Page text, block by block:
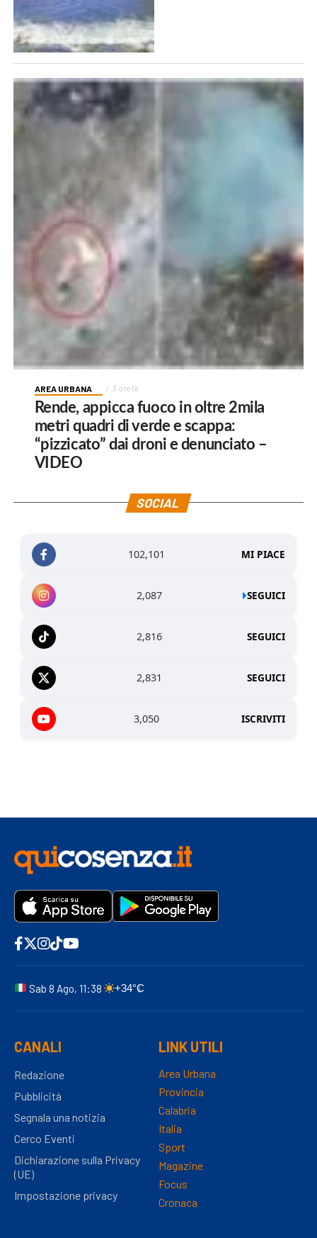
AREA URBANA 3 ore fa
Rende, appicca fuoco in oltre 2mila
metri quadri di verde e scappa:
“pizzicato” dai droni e denunciato –
VIDEO
SOCIAL
102,101 MI PIACE
2,087 SEGUICI
2,816 SEGUICI
2,831 SEGUICI
3,050 ISCRIVITI
Sab 8 Ago, 11:38 +34°C
CANALI
Redazione
Pubblicità
Segnala una notizia
Cerco Eventi
Dichiarazione sulla Privacy
(UE)
Impostazione privacy
LINK UTILI
Area Urbana
Provincia
Calabria
Italia
Sport
Magazine
Focus
Cronaca